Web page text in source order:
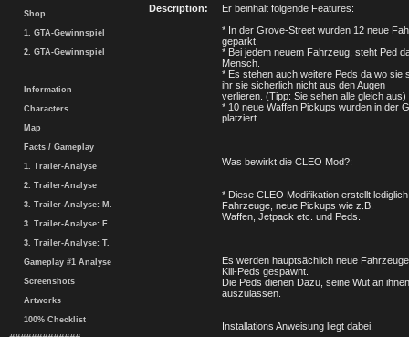
Shop
1. GTA-Gewinnspiel
2. GTA-Gewinnspiel
Information
Characters
Map
Facts / Gameplay
1. Trailer-Analyse
2. Trailer-Analyse
3. Trailer-Analyse: M.
3. Trailer-Analyse: F.
3. Trailer-Analyse: T.
Gameplay #1 Analyse
Screenshots
Artworks
100% Checklist
Description:
Er beinhält folgende Features:
* In der Grove-Street wurden 12 neue
geparkt.
* Bei jedem neuem Fahrzeug, steht Ped
Mensch.
* Es stehen auch weitere Peds da wo sie
ihr sie sicherlich nicht aus den Augen
verlieren. (Tipp: Sie sehen alle gleich aus)
* 10 neue Waffen Pickups wurden in der
platziert.
Was bewirkt die CLEO Mod?:
* Diese CLEO Modifikation erstellt
Fahrzeuge, neue Pickups wie z.B.
Waffen, Jetpack etc. und Peds.
Es werden hauptsächlich neue
Kill-Peds gespawnt.
Die Peds dienen Dazu, seine Wut an ihnen
auszulassen.
Installations Anweisung liegt dabei.